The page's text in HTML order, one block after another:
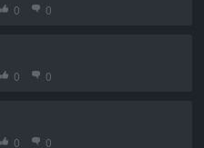
0 0
0 0
0 0